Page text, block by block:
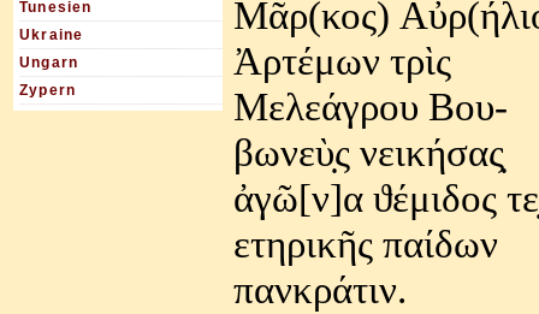
Tunesien
Ukraine
Ungarn
Zypern
Μᾶρ(κος) Αὐρ(
Ἀρτέμων τρὶς
Μελεάγρου Βου-
βωνεὺς νεικήσας
ἀγῶ[ν]α ϑέμιδος τε
ετηρικῆς παίδων
πανκράτιν.